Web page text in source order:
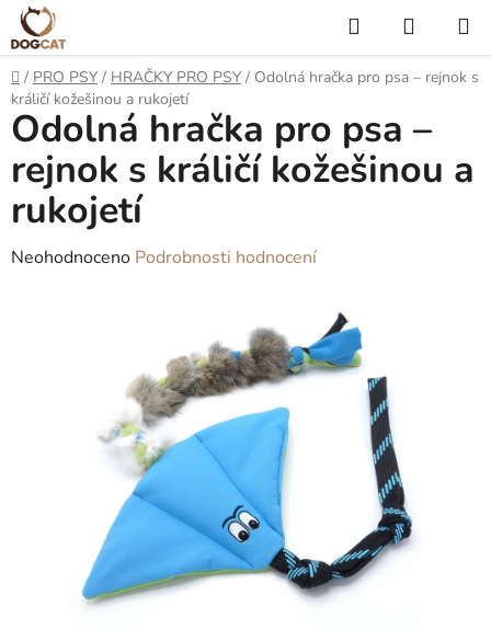
Přejít
na
obsah
Hledat
KOŠÍK
Domů
/ PRO PSY / HRAČKY PRO PSY / Odolná hračka pro psa – rejnok s
králičí kožešinou a rukojetí
Odolná hračka pro psa –
rejnok s králičí kožešinou a
rukojetí
Průměrné
Neohodnoceno Podrobnosti hodnocení